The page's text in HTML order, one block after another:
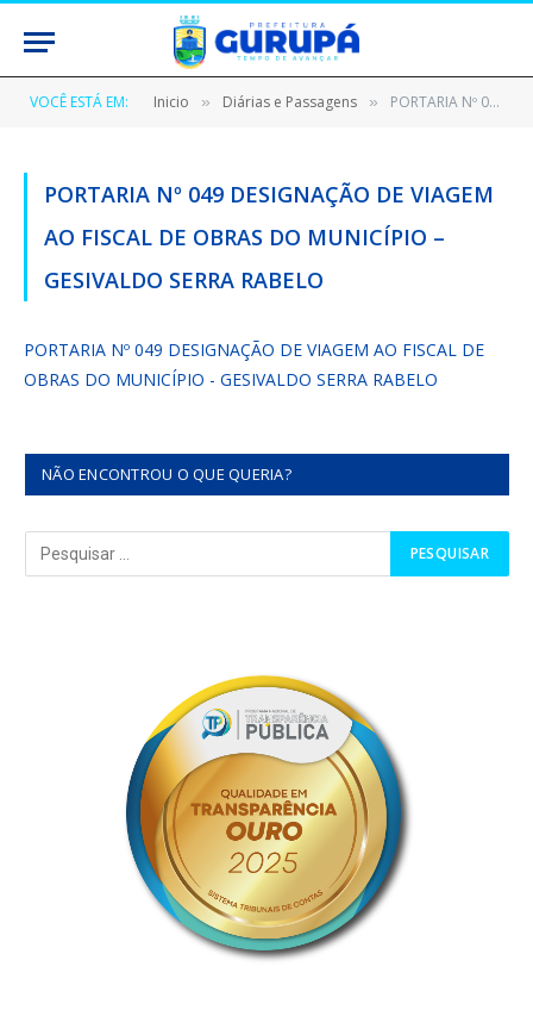
VOCÊ ESTÁ EM: Inicio » Diárias e Passagens » PORTARIA Nº 049 DESIGNAÇÃO DE VIAGEM AO FISCAL DE OBRAS DO MUNICÍPIO – GESIVALDO SERRA RABELO
PORTARIA Nº 049 DESIGNAÇÃO DE VIAGEM
AO FISCAL DE OBRAS DO MUNICÍPIO –
GESIVALDO SERRA RABELO
PORTARIA Nº 049 DESIGNAÇÃO DE VIAGEM AO FISCAL DE
OBRAS DO MUNICÍPIO - GESIVALDO SERRA RABELO
NÃO ENCONTROU O QUE QUERIA?